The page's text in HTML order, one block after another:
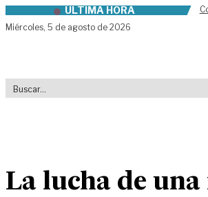
Skip to contentÚLTIMA HORA
Miércoles, 5 de agosto de 2026
La lucha de